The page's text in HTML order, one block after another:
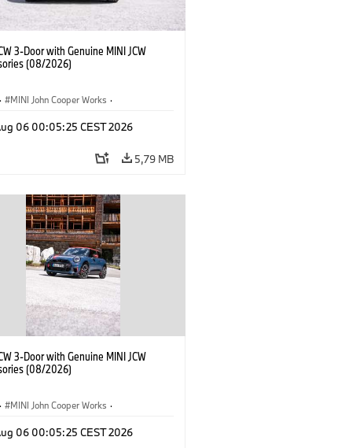
3-Door with Genuine MINI JCW
(08/2026)
· MINI John Cooper Works ·
Opcionais, Acessórios
06 00:05:25 CEST 2026
5,79 MB
3-Door with Genuine MINI JCW
(08/2026)
· MINI John Cooper Works ·
Opcionais, Acessórios
06 00:05:25 CEST 2026